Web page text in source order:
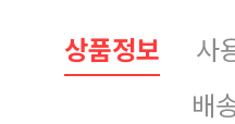
상품정보 사
배